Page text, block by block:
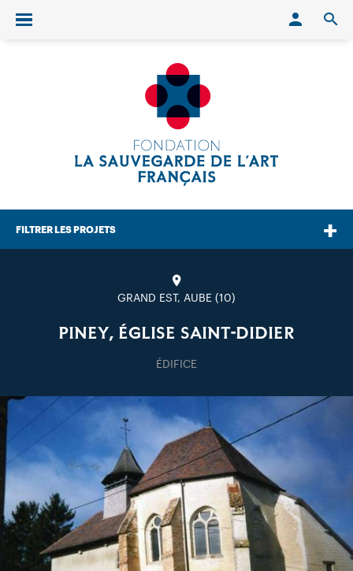
Ouvrir/fermer le menu
FILTRER LES PROJETS
GRAND EST, AUBE (10)
PINEY, ÉGLISE SAINT-DIDIER
ÉDIFICE